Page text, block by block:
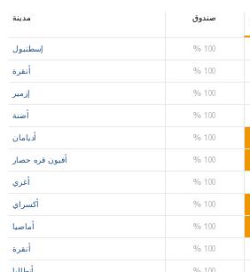
مدينة صندوق
إسطنبول %100
أنقرة %100
إزمير %100
أضنة %100
أديامان %100
أفيون قره حصار %100
أغري %100
أكسراي %100
أماصيا %100
أنقرة %100